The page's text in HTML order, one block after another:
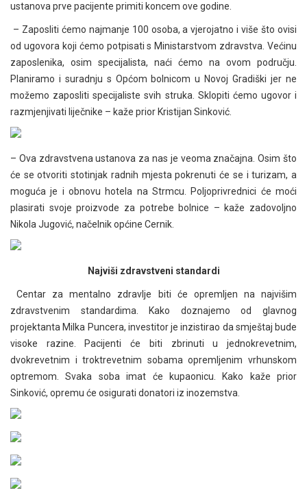
ustanova prve pacijente primiti koncem ove godine.
– Zaposliti ćemo najmanje 100 osoba, a vjerojatno i više što ovisi
od ugovora koji ćemo potpisati s Ministarstvom zdravstva. Većinu
zaposlenika, osim specijalista, naći ćemo na ovom području.
Planiramo i suradnju s Općom bolnicom u Novoj Gradiški jer ne
možemo zaposliti specijaliste svih struka. Sklopiti ćemo ugovor i
razmjenjivati liječnike – kaže prior Kristijan Sinković.
– Ova zdravstvena ustanova za nas je veoma značajna. Osim što
će se otvoriti stotinjak radnih mjesta pokrenuti će se i turizam, a
moguća je i obnovu hotela na Strmcu. Poljoprivrednici će moći
plasirati svoje proizvode za potrebe bolnice – kaže zadovoljno
Nikola Jugović, načelnik općine Cernik.
Najviši zdravstveni standardi
Centar za mentalno zdravlje biti će opremljen na najvišim
zdravstvenim standardima. Kako doznajemo od glavnog
projektanta Milka Puncera, investitor je inzistirao da smještaj bude
visoke razine. Pacijenti će biti zbrinuti u jednokrevetnim,
dvokrevetnim i troktrevetnim sobama opremljenim vrhunskom
optremom. Svaka soba imat će kupaonicu. Kako kaže prior
Sinković, opremu će osigurati donatori iz inozemstva.